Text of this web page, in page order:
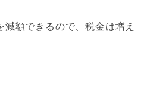
額できるので、税金は増え